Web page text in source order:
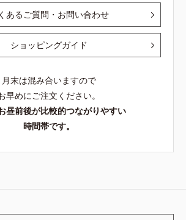
あるご質問・お問い合わせ
ショッピングガイド
月末は混み合いますので
早めにご注文ください。
昼前後が比較的つながりやすい
時間帯です。